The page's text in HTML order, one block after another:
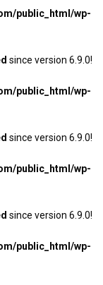
public_html/wp-
since version 6.9.0!
public_html/wp-
since version 6.9.0!
public_html/wp-
since version 6.9.0!
public_html/wp-